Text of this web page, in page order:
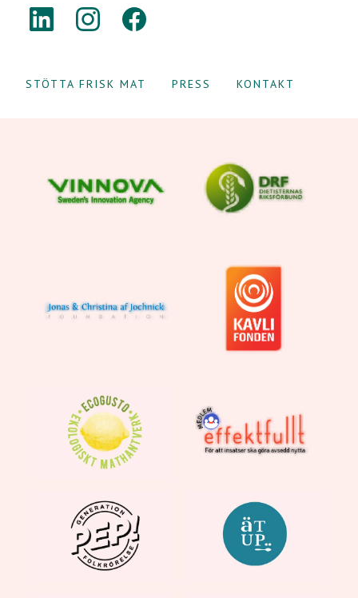
LINKEDININSTAGRAM
STÖTTA FRISK MAT PRESS KONTAKT